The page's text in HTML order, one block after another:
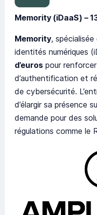
Memority (iDaaS) –
Memority,
identités numériques
d’euros pour
d’authentification et
de cybersécurité.
d’élargir sa présence
demande pour des
régulations comme le